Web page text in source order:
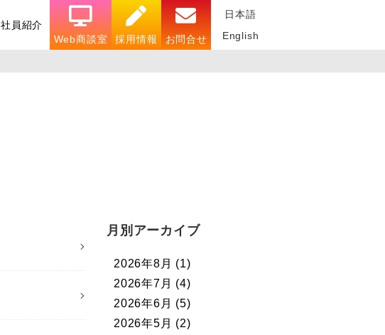
社員紹介
Web商談室
採用情報 お問合せ
日本語
English
月別アーカイブ
2026年8月 (1)
2026年7月 (4)
2026年6月 (5)
2026年5月 (2)